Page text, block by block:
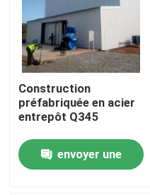
À la maison
Produits
Construction
préfabriquée en acier
entrepôt Q345
envoyer une